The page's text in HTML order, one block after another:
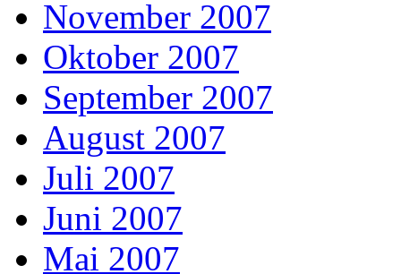
November 2007
Oktober 2007
September 2007
August 2007
Juli 2007
Juni 2007
Mai 2007